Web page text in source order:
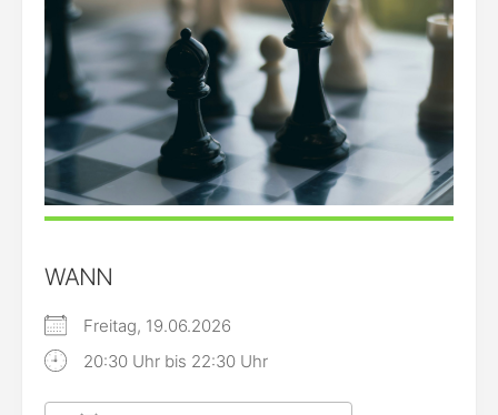
WANN
Freitag, 19.06.2026
20:30 Uhr bis 22:30 Uhr